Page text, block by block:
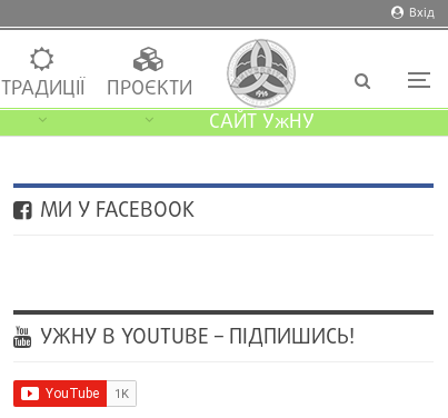
Вхід
ТРАДИЦІЇ
ПРОЄКТИ
САЙТ УжНУ
МИ У FACEBOOK
УЖНУ В YOUTUBE – ПІДПИШИСЬ!